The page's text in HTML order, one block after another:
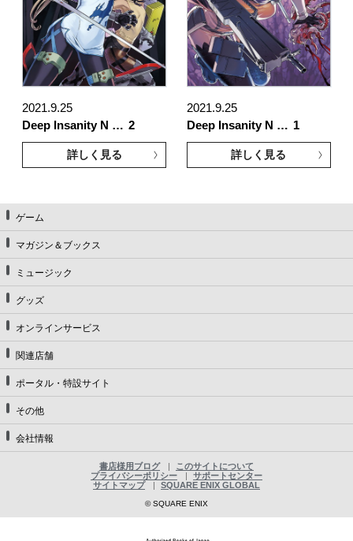
2021.9.25
Deep Insanity N … 2
詳しく見る
2021.9.25
Deep Insanity N … 1
詳しく見る
ゲーム
マガジン＆ブックス
ミュージック
グッズ
オンラインサービス
関連店舗
ポータル・特設サイト
その他
会社情報
書店様用ブログ
このサイトについて
プライバシーポリシー
サポートセンター
サイトマップ
SQUARE ENIX GLOBAL
© SQUARE ENIX